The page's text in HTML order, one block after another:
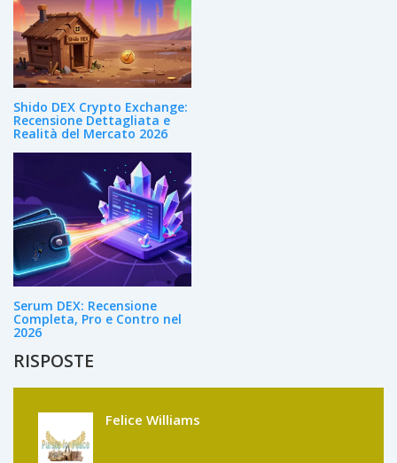
Shido DEX Crypto Exchange:
Recensione Dettagliata e
Realità del Mercato 2026
Serum DEX: Recensione
Completa, Pro e Contro nel
2026
RISPOSTE
Felice Williams